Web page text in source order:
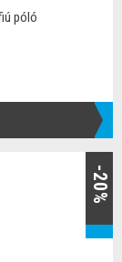
póló
-20%